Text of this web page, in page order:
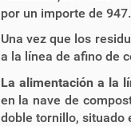
por un importe de
Una vez que los
a la línea de afino de
La alimentación a la
en la nave de
doble tornillo, situado